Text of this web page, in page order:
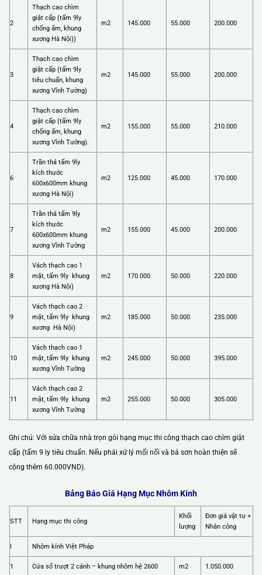
2
Thạch cao chìm
giật cấp (tấm 9ly
chống ẩm, khung
xương Hà Nội))
m2 145.000 55.000 200.000
3
Thạch cao chìm
giật cấp (tấm 9ly
tiêu chuẩn, khung
xương Vĩnh Tường)
m2 145.000 55.000 200.000
4
Thạch cao chìm
giật cấp (tấm 9ly
chống ẩm, khung
xương Vĩnh Tường).
m2 155.000 55.000 210.000
6
Trần thả tấm 9ly
kích thước
600x600mm khung
xương Hà Nội)
m2 125.000 45.000 170.000
7
Trần thả tấm 9ly
kích thước
600x600mm khung
xương Vĩnh Tường
m2 155.000 45.000 200.000
8
Vách thạch cao 1
mặt, tấm 9ly khung
xương Hà Nội)
m2 170.000 50.000 220.000
9
Vách thạch cao 2
mặt, tấm 9ly khung
xương Hà Nội)
m2 185.000 50.000 235.000
10
Vách thạch cao 1
mặt, tấm 9ly khung
xương Vĩnh Tường
m2 245.000 50.000 395.000
11
Vách thạch cao 2
mặt, tấm 9ly khung
xương Vĩnh Tường
m2 255.000 50.000 305.000
Ghi chú: Với sửa chữa nhà trọn gói hạng mục thi công thạch cao chìm giật
cấp (tấm 9 ly tiêu chuẩn. Nếu phải xử lý mối nối và bả sơn hoàn thiện sẽ
cộng thêm 60.000VND).
Bảng Báo Giá Hạng Mục Nhôm Kính
STT Hạng mục thi công
Khối
lượng
Đơn giá vật tư +
Nhân công
I Nhôm kính Việt Pháp
1 Cửa sổ trượt 2 cánh – khung nhôm hệ 2600 m2 1.050.000